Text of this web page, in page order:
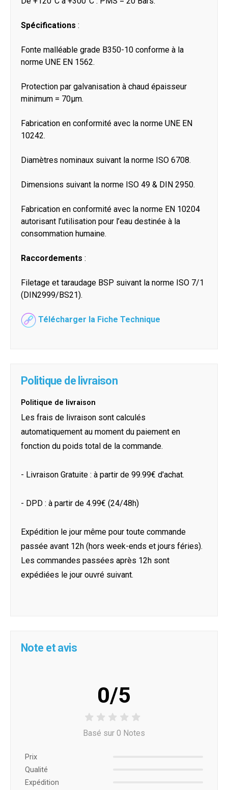
Spécifications :
Fonte malléable grade B350-10 conforme à la
norme UNE EN 1562.
Protection par galvanisation à chaud épaisseur
minimum = 70μm.
Fabrication en conformité avec la norme UNE EN
10242.
Diamètres nominaux suivant la norme ISO 6708.
Dimensions suivant la norme ISO 49 & DIN 2950.
Fabrication en conformité avec la norme EN 10204
autorisant l’utilisation pour l’eau destinée à la
consommation humaine.
Raccordements :
Filetage et taraudage BSP suivant la norme ISO 7/1
(DIN2999/BS21).
Télécharger la Fiche Technique
Politique de livraison
Politique de livraison
Les frais de livraison sont calculés
automatiquement au moment du paiement en
fonction du poids total de la commande.
- Livraison Gratuite : à partir de 99.99€ d'achat.
- DPD : à partir de 4.99€ (24/48h)
Expédition le jour même pour toute commande
passée avant 12h (hors week-ends et jours féries).
Les commandes passées après 12h sont
expédiées le jour ouvré suivant.
Note et avis
0/5
Basé sur 0 Notes
Prix ​​
Qualité
Expédition